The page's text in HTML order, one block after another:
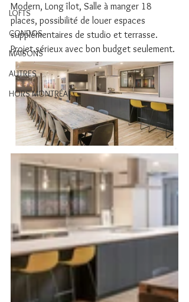
LOFTS
CONDOS
MAISONS
AUTRES
HORS MONTRÉAL
Modern, Long îlot, Salle à manger 18
places, possibilité de louer espaces
supplémentaires de studio et terrasse.
Projet sérieux avec bon budget seulement.